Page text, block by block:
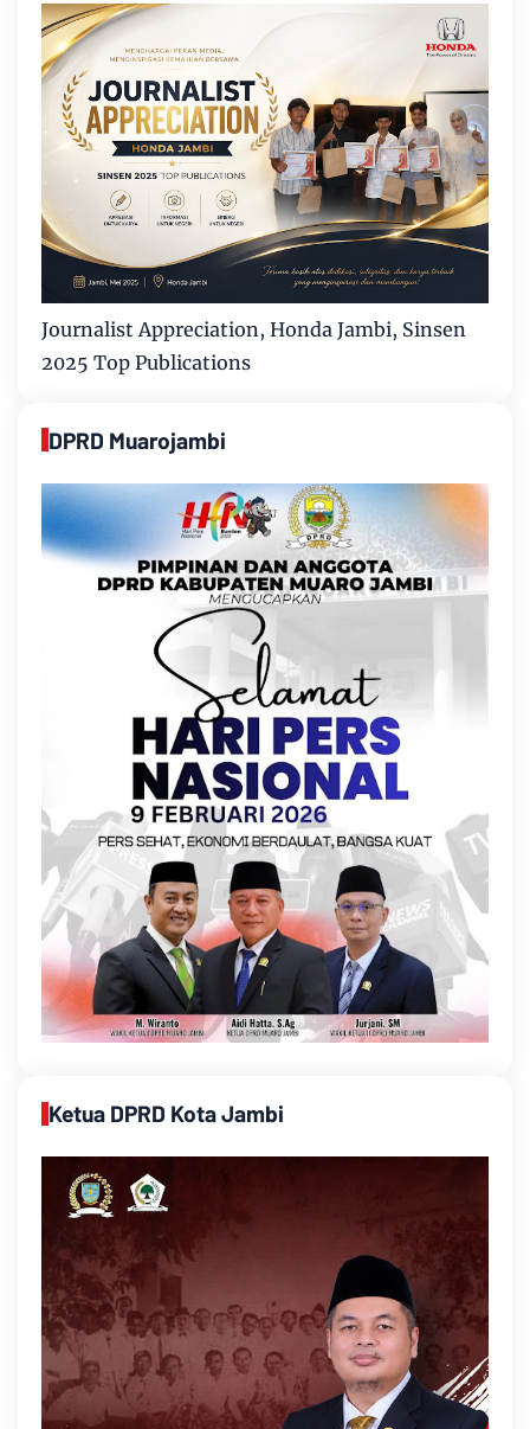
Journalist Appreciation, Honda Jambi, Sinsen
2025 Top Publications
DPRD Muarojambi
Ketua DPRD Kota Jambi